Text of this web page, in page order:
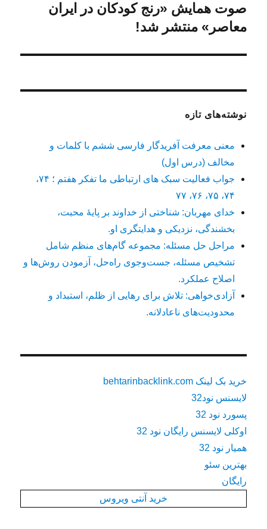
نوشته
بعدی:
صوت همایش «رنج کودکان در ایران
معاصر» منتشر شد!
نوشته‌های تازه
معنی معرفت آفریدگار فارسی ششم با کلمات و
مخالف (درس اول)
جواب فعالیت سبک های ارتباطی ما تفکر هفتم ؛ ۷۴،
۷۴، ۷۵، ۷۶، ۷۷
خدای مهربان: شناختی از خداوند بر پایهٔ محبت،
بخشندگی، نزدیکی و هدایتگری او.
مراحل حل مسئله: مجموعه گام‌های منظم شامل
تشخیص مسئله، جست‌وجوی راه‌حل، آزمودن روش‌ها و
اصلاح عملکرد.
آزادی‌خواهی: تلاش برای رهایی از ظلم، استبداد و
محدودیت‌های ناعادلانه.
خرید بک لینک behtarinbacklink.com
لایسنس نود32
پسورد نود 32
اوکلی لایسنس رایگان نود 32
همیار نود 32
بهترین سئو
رایگان
خرید آنتی ویروس